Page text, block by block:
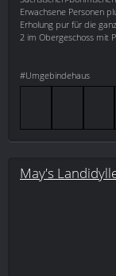
Erwachsene Personen
Erholung pur für die
2 im Obergeschoss mit
#Umgebindehaus
May's